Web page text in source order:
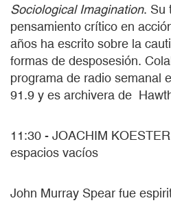
Sociological Imagination. Su
pensamiento crítico en
años ha escrito sobre la
formas de desposesión.
programa de radio semanal
91.9 y es archivera de
11:30 - JOACHIM
espacios vacíos
John Murray Spear fue